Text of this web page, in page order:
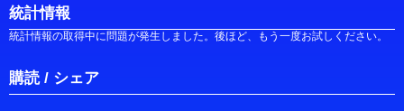
統計情報
統計情報の取得中に問題が発生しました。後ほど、もう一度お試しください。
購読 / シェア